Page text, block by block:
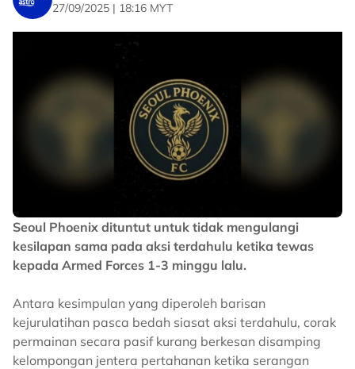
27/09/2025 | 18:16 MYT
Seoul Phoenix dituntut untuk tidak mengulangi
kesilapan sama pada aksi terdahulu ketika tewas
kepada Armed Forces 1-3 minggu lalu.
Antara kesimpulan yang diperoleh barisan
kejurulatihan pasca bedah siasat aksi terdahulu, corak
permainan secara pasif kurang berkesan disamping
kelompongan jentera pertahanan ketika serangan